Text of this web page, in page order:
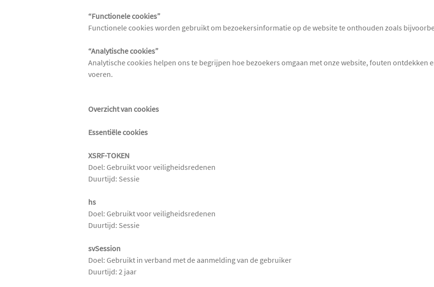
“Functionele cookies”
Functionele cookies worden gebruikt om bezoekersinformatie op de website te onthouden zoals
“Analytische cookies”
Analytische cookies helpen ons te begrijpen hoe bezoekers omgaan met onze website, fouten ontdekken
voeren.
Overzicht van cookies
Essentiële cookies
XSRF-TOKEN
Doel: Gebruikt voor veiligheidsredenen
Duurtijd: Sessie
hs
Doel: Gebruikt voor veiligheidsredenen
Duurtijd: Sessie
svSession
Doel: Gebruikt in verband met de aanmelding van de gebruiker
Duurtijd: 2 jaar